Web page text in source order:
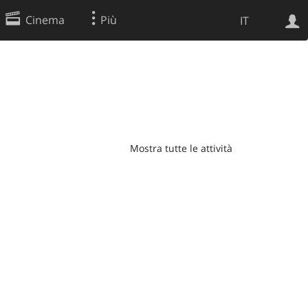
IT
Cinema Più
Mostra tutte le attività